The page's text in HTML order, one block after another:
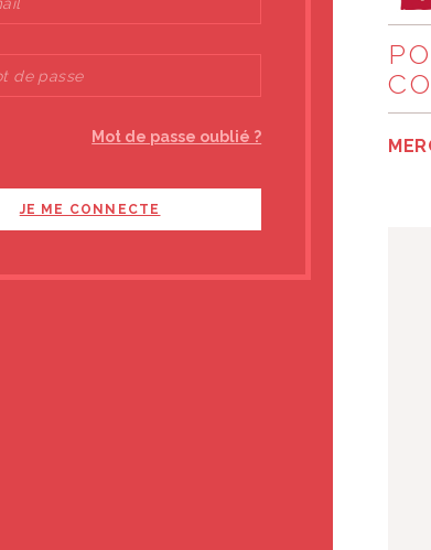
Vous appréciez le site ?
Vous pouvez
nous soutenir !
Mot de passe oublié ?